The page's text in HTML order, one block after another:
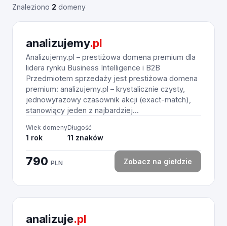
Znaleziono 2 domeny
analizujemy.pl
Analizujemy.pl – prestiżowa domena premium dla
lidera rynku Business Intelligence i B2B
Przedmiotem sprzedaży jest prestiżowa domena
premium: analizujemy.pl – krystalicznie czysty,
jednowyrazowy czasownik akcji (exact-match),
stanowiący jeden z najbardziej...
Wiek domeny
1 rok
Długość
11 znaków
790 PLN Zobacz na giełdzie
analizuje.pl